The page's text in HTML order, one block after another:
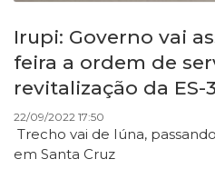
Irupi: Governo vai
feira a ordem de
revitalização da ES-
22/09/2022 17:50
Trecho vai de Iúna,
em Santa Cruz